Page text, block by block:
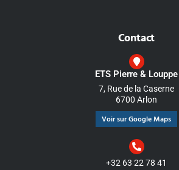
Contact
ETS Pierre & Louppe
7, Rue de la Caserne
6700 Arlon
Voir sur Google Maps
+32 63 22 78 41